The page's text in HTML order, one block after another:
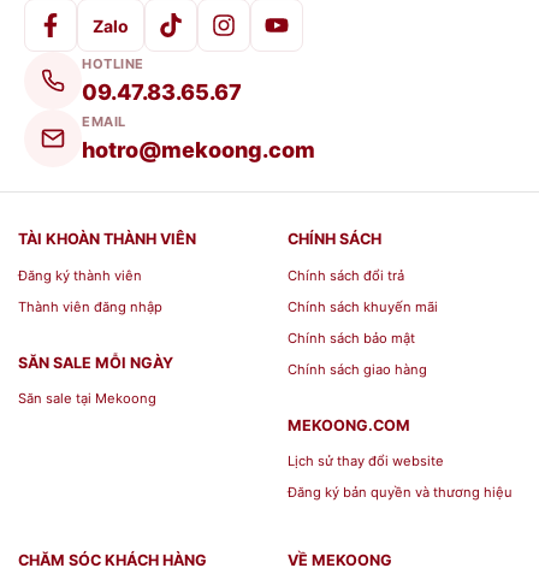
còn đóng vai trò cực kỳ quan trọng trong việc
cân bằng và điều hoà các yếu tố âm dương – ngũ
hành theo từng mệnh vận của gia chủ
Bình hút tài lộc
lộc công đào đắp nổi men rạn
Giới Thiệu Bình hút tài lộc công
đào đắp nổi men rạn
Trong tín ngưỡng thờ cúng của người Việt, bình
Bình hút tài lộc công đào đắp nổi men rạnlà vật
Zalo
HOTLINE
09.47.83.65.67
EMAIL
hotro@mekoong.com
TÀI KHOÀN THÀNH VIÊN
Đăng ký thành viên
Thành viên đăng nhập
SĂN SALE MỖI NGÀY
Săn sale tại Mekoong
CHÍNH SÁCH
Chính sách đổi trả
Chính sách khuyến mãi
Chính sách bảo mật
Chính sách giao hàng
MEKOONG.COM
Lịch sử thay đổi website
Đăng ký bản quyền và thương hiệu
CHĂM SÓC KHÁCH HÀNG VỀ MEKOONG